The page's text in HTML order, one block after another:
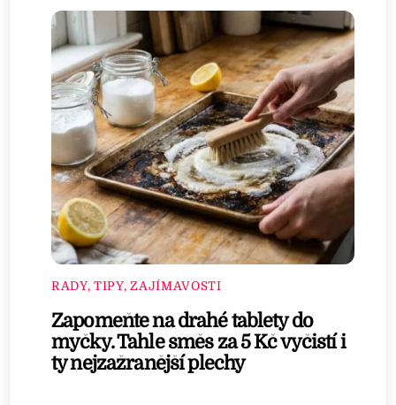
RADY, TIPY, ZAJÍMAVOSTI
Zapomeňte na drahé tablety do
myčky. Tahle směs za 5 Kč vyčistí i
ty nejzažranější plechy